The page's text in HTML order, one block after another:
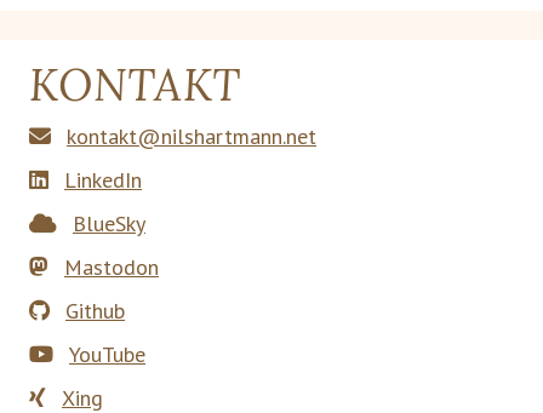
KONTAKT
kontakt@nilshartmann.net
LinkedIn
BlueSky
Mastodon
Github
YouTube
Xing